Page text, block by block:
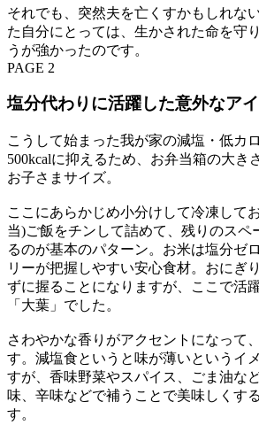
それでも、突然夫を亡くすかもしれな
た自分にとっては、生かされた命を守
うが強かったのです。
PAGE 2
塩分代わりに活躍した意外なア
こうして始まった我が家の減塩・低カ
500kcalに抑えるため、お弁当箱の大き
お子さまサイズ。
ここにあらかじめ小分けして冷凍して
当)ご飯をチンして詰めて、残りのスペ
るのが基本のパターン。お米は塩分ゼ
リーが把握しやすい安心食材。おにぎ
ずに握ることになりますが、ここで活
「大葉」でした。
さわやかな香りがアクセントになって
す。減塩食というと味が薄いというイ
すが、香味野菜やスパイス、ごま油な
味、辛味などで補うことで美味しくす
す。